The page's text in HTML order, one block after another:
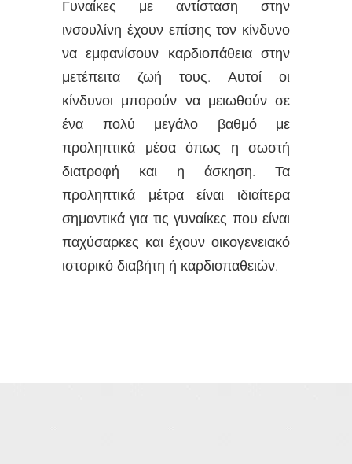
Γυναίκες με αντίσταση στην
ινσουλίνη έχουν επίσης τον κίνδυνο
να εμφανίσουν καρδιοπάθεια στην
μετέπειτα ζωή τους. Αυτοί οι
κίνδυνοι μπορούν να μειωθούν σε
ένα πολύ μεγάλο βαθμό με
προληπτικά μέσα όπως η σωστή
διατροφή και η άσκηση. Τα
προληπτικά μέτρα είναι ιδιαίτερα
σημαντικά για τις γυναίκες που είναι
παχύσαρκες και έχουν οικογενειακό
ιστορικό διαβήτη ή καρδιοπαθειών.